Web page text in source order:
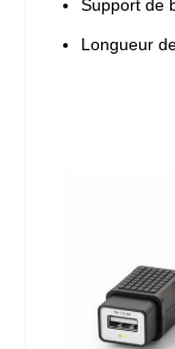
Support de
Longueur